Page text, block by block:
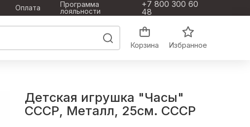
Оплата
Программа
лояльности
+7 800 300 60
48
Корзина Избранное
Детская игрушка "Часы"
СССР, Металл, 25см. СССР